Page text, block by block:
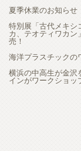
夏季休業のお知らせ
特別展「古代メキ
カ、テオティワカン
売！
海洋プラスチックの
横浜の中高生が金沢
インがワークショッ